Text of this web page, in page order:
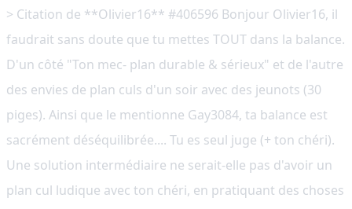
> Citation de **Olivier16** #406596 Bonjour Olivier16, il
faudrait sans doute que tu mettes TOUT dans la balance.
D'un côté "Ton mec- plan durable & sérieux" et de l'autre
des envies de plan culs d'un soir avec des jeunots (30
piges). Ainsi que le mentionne Gay3084, ta balance est
sacrément déséquilibrée.... Tu es seul juge (+ ton chéri).
Une solution intermédiaire ne serait-elle pas d'avoir un
plan cul ludique avec ton chéri, en pratiquant des choses